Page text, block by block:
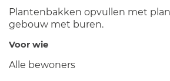
Plantenbakken opvullen met
gebouw met buren.
Voor wie
Alle bewoners